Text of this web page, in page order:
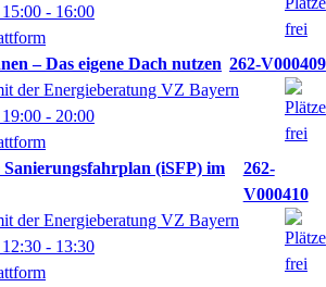
15:00 - 16:00
– Das eigene Dach nutzen 262-V000409
der Energieberatung VZ Bayern
19:00 - 20:00
(iSFP) im
262-
V000410
der Energieberatung VZ Bayern
12:30 - 13:30